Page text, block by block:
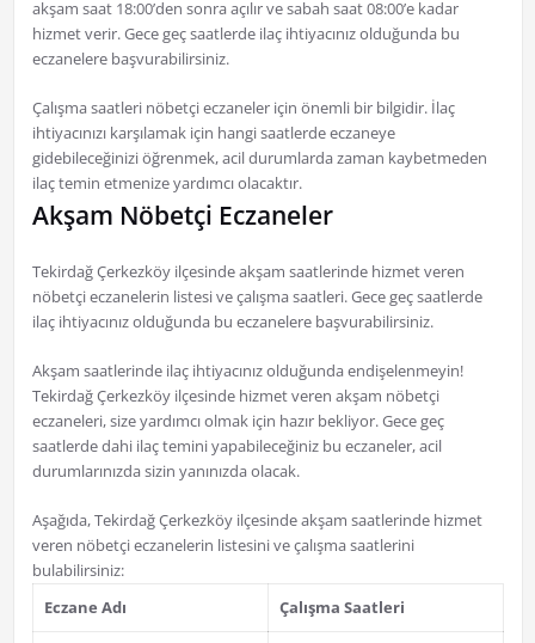
akşam saat 18:00’den sonra açılır ve sabah saat 08:00’e kadar
hizmet verir. Gece geç saatlerde ilaç ihtiyacınız olduğunda bu
eczanelere başvurabilirsiniz.
Çalışma saatleri nöbetçi eczaneler için önemli bir bilgidir. İlaç
ihtiyacınızı karşılamak için hangi saatlerde eczaneye
gidebileceğinizi öğrenmek, acil durumlarda zaman kaybetmeden
ilaç temin etmenize yardımcı olacaktır.
Akşam Nöbetçi Eczaneler
Tekirdağ Çerkezköy ilçesinde akşam saatlerinde hizmet veren
nöbetçi eczanelerin listesi ve çalışma saatleri. Gece geç saatlerde
ilaç ihtiyacınız olduğunda bu eczanelere başvurabilirsiniz.
Akşam saatlerinde ilaç ihtiyacınız olduğunda endişelenmeyin!
Tekirdağ Çerkezköy ilçesinde hizmet veren akşam nöbetçi
eczaneleri, size yardımcı olmak için hazır bekliyor. Gece geç
saatlerde dahi ilaç temini yapabileceğiniz bu eczaneler, acil
durumlarınızda sizin yanınızda olacak.
Aşağıda, Tekirdağ Çerkezköy ilçesinde akşam saatlerinde hizmet
veren nöbetçi eczanelerin listesini ve çalışma saatlerini
bulabilirsiniz:
Eczane Adı
Çalışma Saatleri